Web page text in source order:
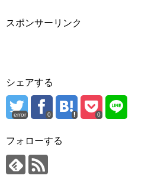
スポンサーリンク
シェアする
error 0 0
フォローする